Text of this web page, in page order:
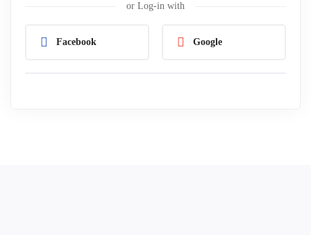
or Log-in with
Facebook Google